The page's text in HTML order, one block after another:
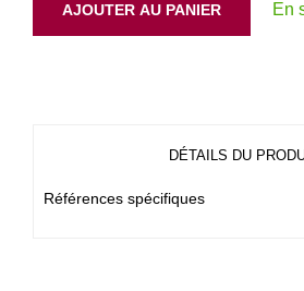
AJOUTER AU PANIER En
DÉTAILS DU
Références spécifiques